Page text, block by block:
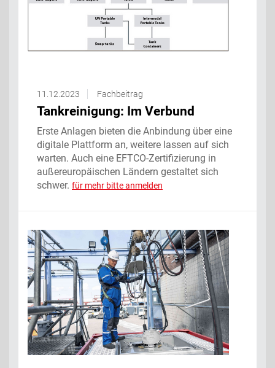
11.12.2023 Fachbeitrag
Tankreinigung: Im Verbund
Erste Anlagen bieten die Anbindung über eine
digitale Plattform an, weitere lassen auf sich
warten. Auch eine EFTCO-Zertifizierung in
außereuropäischen Ländern gestaltet sich
schwer. für mehr bitte anmelden